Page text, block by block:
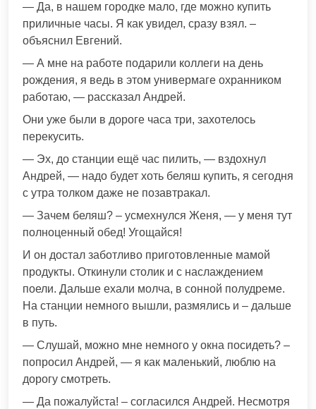
— Да, в нашем городке мало, где можно купить
приличные часы. Я как увидел, сразу взял. –
объяснил Евгений.
— А мне на работе подарили коллеги на день
рождения, я ведь в этом универмаге охранником
работаю, — рассказал Андрей.
Они уже были в дороге часа три, захотелось
перекусить.
— Эх, до станции ещё час пилить, — вздохнул
Андрей, — надо будет хоть беляш купить, я сегодня
с утра толком даже не позавтракал.
— Зачем беляш? – усмехнулся Женя, — у меня тут
полноценный обед! Угощайся!
И он достал заботливо приготовленные мамой
продукты. Откинули столик и с наслаждением
поели. Дальше ехали молча, в сонной полудреме.
На станции немного вышли, размялись и – дальше
в путь.
— Слушай, можно мне немного у окна посидеть? –
попросил Андрей, — я как маленький, люблю на
дорогу смотреть.
— Да пожалуйста! – согласился Андрей. Несмотря